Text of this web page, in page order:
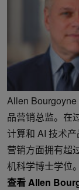
Allen
品营销总监。在
计算和 AI 技术
营销方面拥有超
机科学博士学位。
查看 Allen